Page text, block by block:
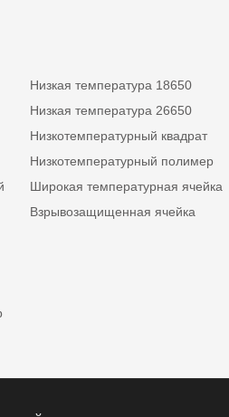
Низкая температура 18650
Низкая температура 26650
Низкотемпературный квадрат
Низкотемпературный полимер
Широкая температурная ячейка
Взрывозащищенная ячейка